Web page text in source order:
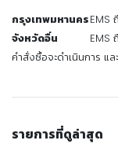
กรุงเทพมหานครEMS
จังหวัดอื่น
EMS
คำสั่งซื้อจะดำเนินการ
รายการที่ดูล่าสุด